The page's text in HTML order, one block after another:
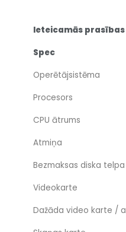
Ieteicamās prasības
Spec
Operētājsistēma
Procesors
CPU ātrums
Atmiņa
Bezmaksas diska telpa
Videokarte
Dažāda video karte /